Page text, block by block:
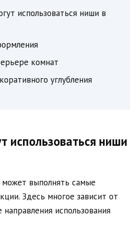
использоваться ниши в
комнат
углубления
использоваться ниши
может выполнять самые
Здесь многое зависит от
использования